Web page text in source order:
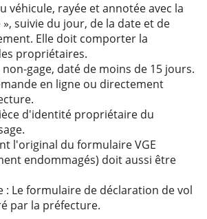
véhicule, rayée et annotée avec la
suivie du jour, de la date et de
Elle doit comporter la
propriétaires.
gage, daté de moins de 15 jours.
en ligne ou directement
d'identité propriétaire du
l'original du formulaire VGE
endommagés) doit aussi être
: Le formulaire de déclaration de vol
par la préfecture.